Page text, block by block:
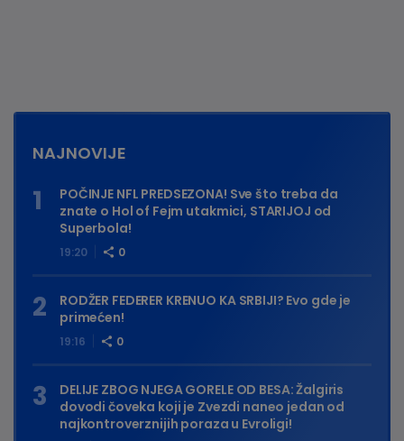
NAJNOVIJE
19:20 0
POČINJE NFL PREDSEZONA! Sve što treba da
znate o Hol of Fejm utakmici, STARIJOJ od
Superbola!
19:16 0
RODŽER FEDERER KRENUO KA SRBIJI? Evo gde je
primećen!
DELIJE ZBOG NJEGA GORELE OD BESA: Žalgiris
dovodi čoveka koji je Zvezdi naneo jedan od
najkontroverznijih poraza u Evroligi!